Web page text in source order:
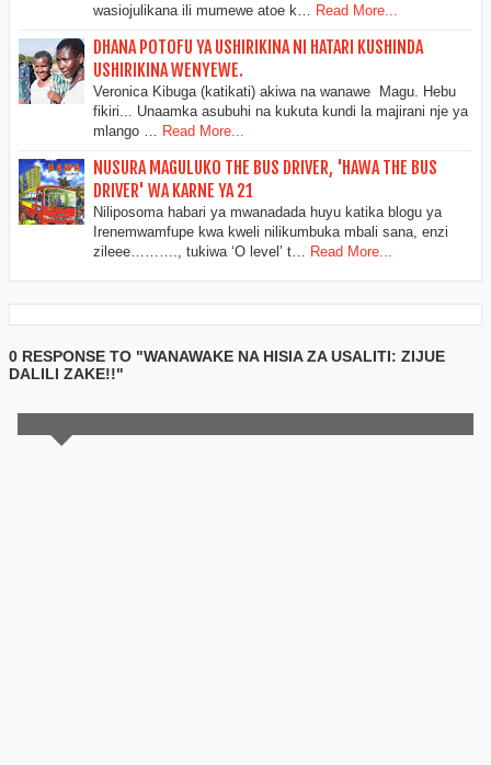
wasiojulikana ili mumewe atoe k…
Read More...
DHANA POTOFU YA USHIRIKINA NI HATARI KUSHINDA
USHIRIKINA WENYEWE.
Veronica Kibuga (katikati) akiwa na wanawe Magu. Hebu
fikiri... Unaamka asubuhi na kukuta kundi la majirani nje ya
mlango … Read More...
NUSURA MAGULUKO THE BUS DRIVER, 'HAWA THE BUS
DRIVER' WA KARNE YA 21
Niliposoma habari ya mwanadada huyu katika blogu ya
Irenemwamfupe kwa kweli nilikumbuka mbali sana, enzi
zileee………., tukiwa ‘O level’ t… Read More...
0 RESPONSE TO "WANAWAKE NA HISIA ZA USALITI: ZIJUE
DALILI ZAKE!!"